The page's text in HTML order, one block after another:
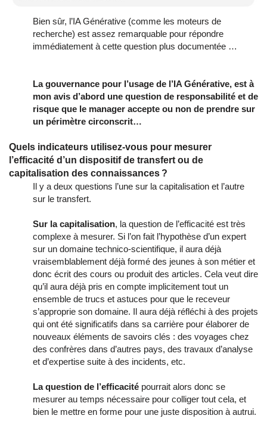
Bien sûr, l’IA Générative (comme les moteurs de
recherche) est assez remarquable pour répondre
immédiatement à cette question plus documentée …
La gouvernance pour l’usage de l’IA Générative, est à
mon avis d’abord une question de responsabilité et de
risque que le manager accepte ou non de prendre sur
un périmètre circonscrit…
Quels indicateurs utilisez-vous pour mesurer
l’efficacité d’un dispositif de transfert ou de
capitalisation des connaissances ?
Il y a deux questions l’une sur la capitalisation et l’autre
sur le transfert.
Sur la capitalisation, la question de l’efficacité est très
complexe à mesurer. Si l’on fait l’hypothèse d’un expert
sur un domaine technico-scientifique, il aura déjà
vraisemblablement déjà formé des jeunes à son métier et
donc écrit des cours ou produit des articles. Cela veut dire
qu’il aura déjà pris en compte implicitement tout un
ensemble de trucs et astuces pour que le receveur
s’approprie son domaine. Il aura déjà réfléchi à des projets
qui ont été significatifs dans sa carrière pour élaborer de
nouveaux éléments de savoirs clés : des voyages chez
des confrères dans d’autres pays, des travaux d’analyse
et d’expertise suite à des incidents, etc.
La question de l’efficacité pourrait alors donc se
mesurer au temps nécessaire pour colliger tout cela, et
bien le mettre en forme pour une juste disposition à autrui.